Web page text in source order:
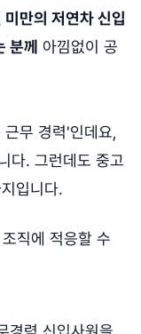
만의 저연차 신입
분께 아낌없이 공
무 경력'인데요,
다. 그런데도 중고
입니다.
직에 적응할 수